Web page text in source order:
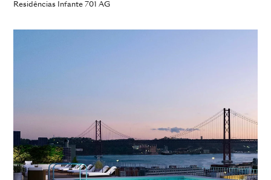
Residências Infante 701 AG